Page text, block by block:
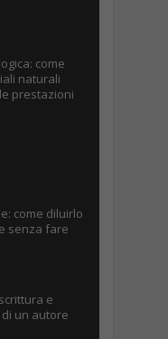
come
naturali
prestazioni
come diluirlo
senza fare
e
un autore